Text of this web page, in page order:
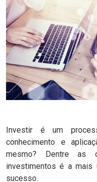
Investir é um
conhecimento e
mesmo? Dentre as
investimentos é a mais
sucesso.